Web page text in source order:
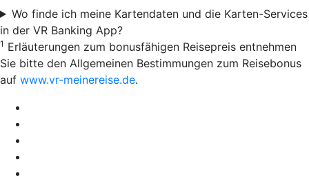
Wo finde ich meine Kartendaten und die Karten-Services
in der VR Banking App?
1 Erläuterungen zum bonusfähigen Reisepreis entnehmen
Sie bitte den Allgemeinen Bestimmungen zum Reisebonus
auf www.vr-meinereise.de.